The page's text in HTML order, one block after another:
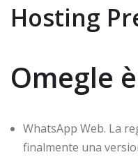
Hosting
Omegle
WhatsApp Web. La
finalmente una